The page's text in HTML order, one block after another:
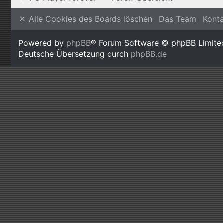
Alle Cookies des Boards löschen Das Team
Powered by phpBB® Forum Software © phpBB
Deutsche Übersetzung durch phpBB.de